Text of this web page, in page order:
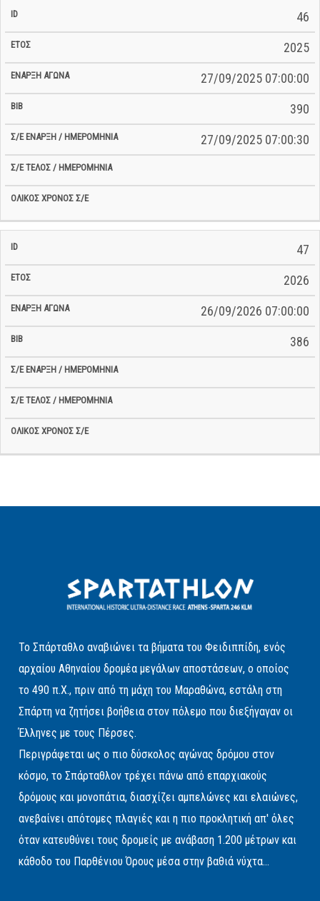
Αγώνα
Ημερομηνία
46
2025
27/09/2025 07:00:00
390
27/09/2025 07:00:30
47
2026
26/09/2026 07:00:00
386
Το Σπάρταθλο αναβιώνει τα βήματα του Φειδιππίδη, ενός
αρχαίου Αθηναίου δρομέα μεγάλων αποστάσεων, ο οποίος
το 490 π.Χ., πριν από τη μάχη του Μαραθώνα, εστάλη στη
Σπάρτη να ζητήσει βοήθεια στον πόλεμο που διεξήγαγαν οι
Έλληνες με τους Πέρσες.
Περιγράφεται ως ο πιο δύσκολος αγώνας δρόμου στον
κόσμο, το Σπάρταθλον τρέχει πάνω από επαρχιακούς
δρόμους και μονοπάτια, διασχίζει αμπελώνες και ελαιώνες,
ανεβαίνει απότομες πλαγιές και η πιο προκλητική απ' όλες
όταν κατευθύνει τους δρομείς με ανάβαση 1.200 μέτρων και
κάθοδο του Παρθένιου Όρους μέσα στην βαθιά νύχτα...